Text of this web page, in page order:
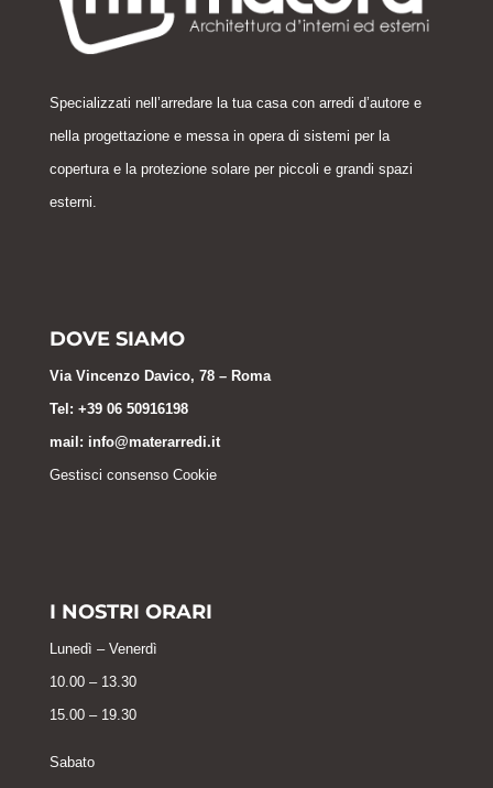
Specializzati nell’arredare la tua casa con arredi d’autore e
nella progettazionee messa in opera di sistemi per la
copertura e la protezione solare per piccoli e grandi spazi
esterni
DOVE SIAMO
Via Vincenzo Davico, 78 – Roma
Tel: +39 06 50916198
mail: info@materarredi.it
Gestisci consenso Cookie
I NOSTRI ORARI
Lunedì – Venerdì
10.00 – 13.30
15.00 – 19.30
Sabato